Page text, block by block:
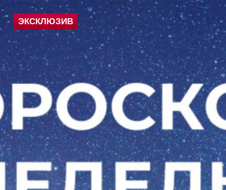
ЭКСКЛЮЗИВ